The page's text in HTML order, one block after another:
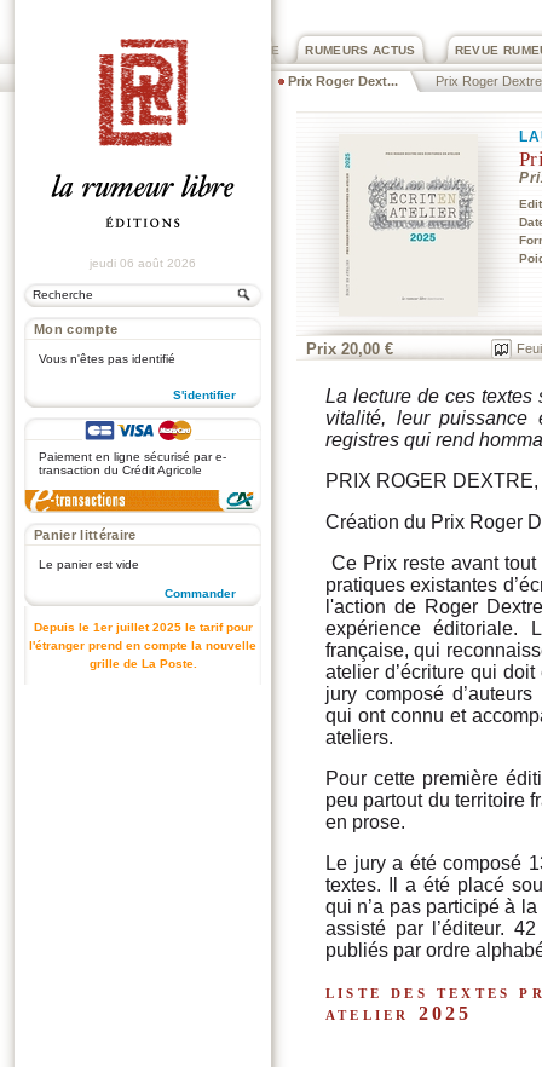
REVUE
RUMEURS ACTUS
PRIX ROGER DEXTRE
Prix Roger Dext... Prix Roger Dextre
jeudi 06 août 2026
Mon compte
Vous n'êtes pas identifié
S'identifier
Paiement en ligne sécurisé par e-
transaction du Crédit Agricole
Panier littéraire
Le panier est vide
Commander
Depuis le 1er juillet 2025 le tarif pour
l'étranger prend en compte la nouvelle
grille de La Poste.
Prix 20,00 €
La lecture de ces textes
vitalité, leur puissance
registres qui rend
PRIX ROGER
Création du Prix Roger
Ce Prix reste avant
pratiques existantes
l'action de Roger
expérience
française, qui
atelier d’écriture qui
jury composé
qui ont connu et
ateliers.
Pour cette première
peu partout du territoire
en prose.
Le jury a été composé
textes. Il a été placé
qui n’a pas participé à
assisté par l’éditeur.
publiés par ordre
liste des textes
atelier 2025